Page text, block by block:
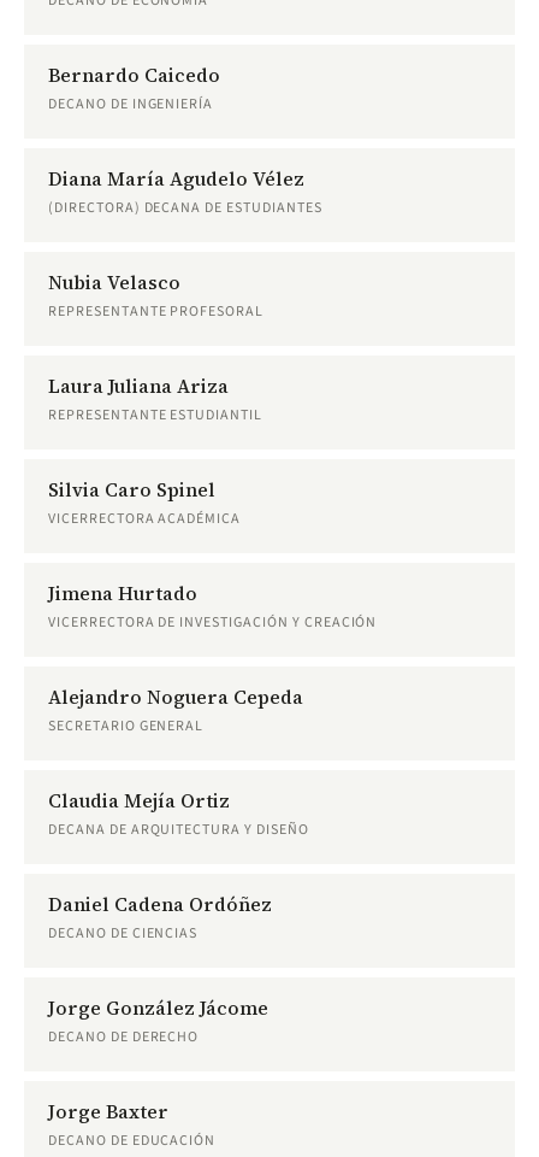
Bernardo Caicedo
DECANO DE INGENIERÍA
Diana María Agudelo Vélez
(DIRECTORA) DECANA DE ESTUDIANTES
Nubia Velasco
REPRESENTANTE PROFESORAL
Laura Juliana Ariza
REPRESENTANTE ESTUDIANTIL
Silvia Caro Spinel
VICERRECTORA ACADÉMICA
Jimena Hurtado
VICERRECTORA DE INVESTIGACIÓN Y CREACIÓN
Alejandro Noguera Cepeda
SECRETARIO GENERAL
Claudia Mejía Ortiz
DECANA DE ARQUITECTURA Y DISEÑO
Daniel Cadena Ordóñez
DECANO DE CIENCIAS
Jorge González Jácome
DECANO DE DERECHO
Jorge Baxter
DECANO DE EDUCACIÓN